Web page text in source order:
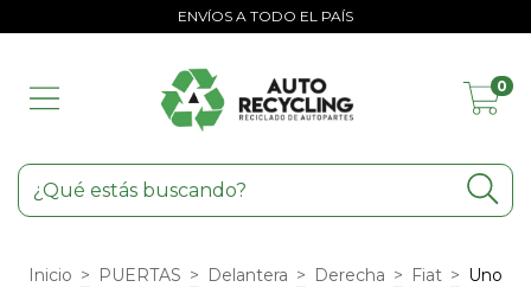
ENVÍOS A TODO EL PAÍS
0
Inicio > PUERTAS > Delantera > Derecha > Fiat > Uno